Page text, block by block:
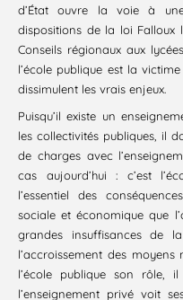
d’État ouvre la voie à
dispositions de la loi Falloux
Conseils régionaux aux
l’école publique est la
dissimulent les vrais enjeux.
Puisqu’il existe un
les collectivités publiques, il
de charges avec
cas aujourd’hui : c’est
l’essentiel des
sociale et économique que
grandes insuffisances de
l’accroissement des
l’école publique son rôle,
l’enseignement privé voit